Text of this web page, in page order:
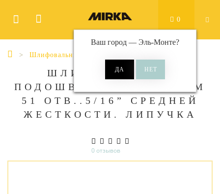
Ваш город — Эль-Монте?
0
Шлифовальные подошвы
ШЛИФОВАЛЬНЫЕ
ПОДОШВЫ MIRKA 150 ММ
51 ОТВ..5/16” СРЕДНЕЙ
ЖЕСТКОСТИ. ЛИПУЧКА
0 отзывов